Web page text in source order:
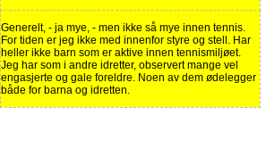
Generelt, - ja mye, - men ikke så mye innen tennis.
For tiden er jeg ikke med innenfor styre og stell. Har
heller ikke barn som er aktive innen tennismiljøet.
Jeg har som i andre idretter, observert mange vel
engasjerte og gale foreldre. Noen av dem ødelegger
både for barna og idretten.